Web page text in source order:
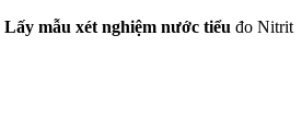
Lấy mẫu xét nghiệm nước tiểu đo Nitrit